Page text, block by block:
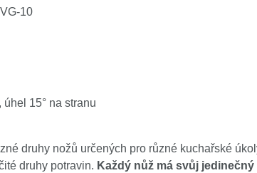
VG-10
úhel 15° na stranu
druhy nožů určených pro různé kuchařské
druhy potravin. Každý nůž má svůj